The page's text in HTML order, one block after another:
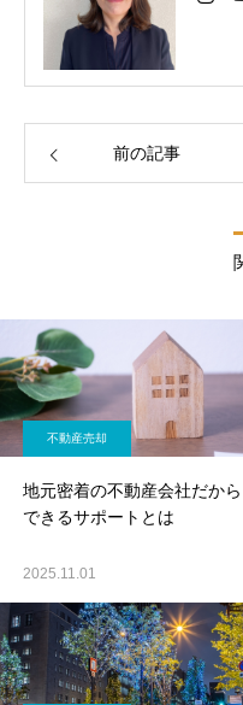
前の記事
不動産売却
地元密着の不動産会社だから
できるサポートとは
2025.11.01